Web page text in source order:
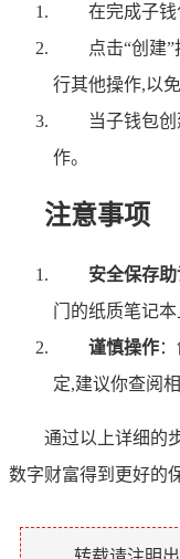
在完成子
点击“创建
行其他操作,以
当子钱包
作。
注意事项
安全保存助
门的纸质笔记
谨慎操作
定,建议你查阅
通过以上详细的
数字财富得到更好的